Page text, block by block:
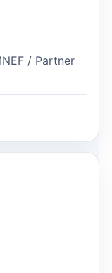
/ Partner